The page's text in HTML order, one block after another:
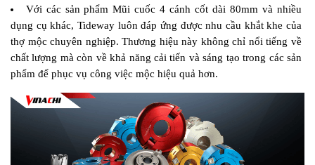
Với các sản phẩm Mũi cuốc 4 cánh cốt dài 80mm và nhiều
dụng cụ khác, Tideway luôn đáp ứng được nhu cầu khắt khe của
thợ mộc chuyên nghiệp. Thương hiệu này không chỉ nổi tiếng về
chất lượng mà còn về khả năng cải tiến và sáng tạo trong các sản
phẩm để phục vụ công việc mộc hiệu quả hơn.